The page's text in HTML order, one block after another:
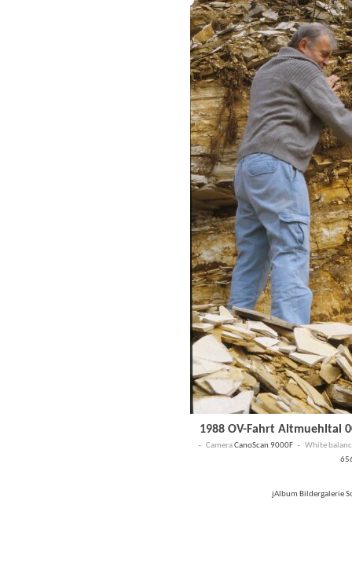
1988 OV-Fahrt Altmuehltal
· CameraCanoScan 9000F · White
jAlbum Bildergalerie